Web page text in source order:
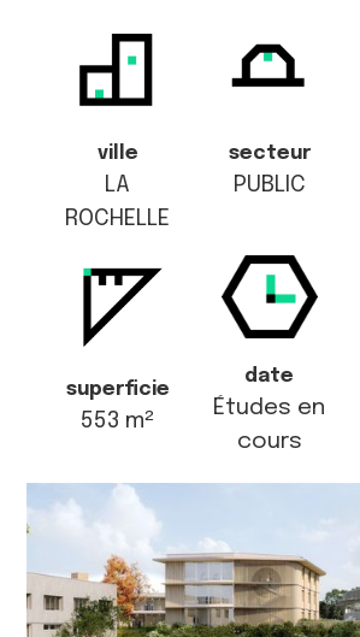
ville
LA
ROCHELLE
secteur
PUBLIC
superficie
553 m²
date
Études en
cours